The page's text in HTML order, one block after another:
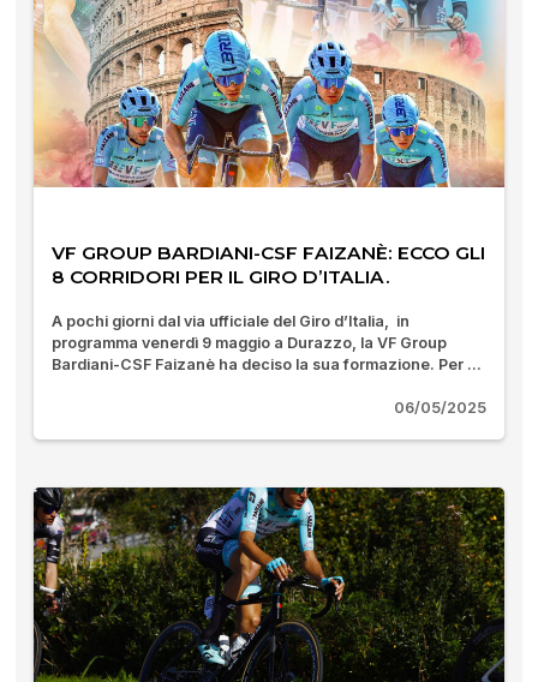
VF GROUP BARDIANI-CSF FAIZANÈ: ECCO GLI
8 CORRIDORI PER IL GIRO D’ITALIA.
A pochi giorni dal via ufficiale del Giro d’Italia, in
programma venerdì 9 maggio a Durazzo, la VF Group
Bardiani-CSF Faizanè ha deciso la sua formazione. Per ...
06/05/2025